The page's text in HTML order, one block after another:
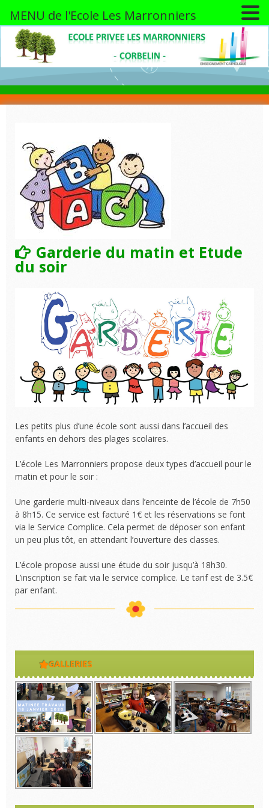
content
Garderie du matin et Etude
du soir
Les petits plus d’une école sont aussi dans l’accueil des
enfants en dehors des plages scolaires.
L’école Les Marronniers propose deux types d’accueil pour le
matin et pour le soir :
Une garderie multi-niveaux dans l’enceinte de l’école de 7h50
à 8h15. Ce service est facturé 1€ et les réservations se font
via le Service Complice. Cela permet de déposer son enfant
un peu plus tôt, en attendant l’ouverture des classes.
L’école propose aussi une étude du soir jusqu’à 18h30.
L’inscription se fait via le service complice. Le tarif est de 3.5€
par enfant.
GALLERIES
MENU de l'Ecole Les Marronniers